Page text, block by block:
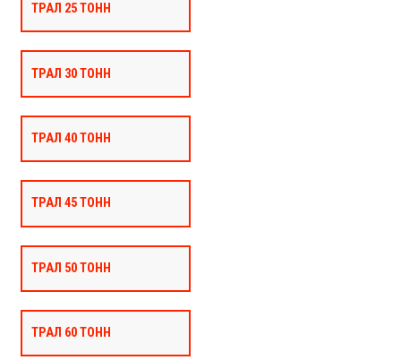
ТРАЛ 25 ТОНН
ТРАЛ 30 ТОНН
ТРАЛ 40 ТОНН
ТРАЛ 45 ТОНН
ТРАЛ 50 ТОНН
ТРАЛ 60 ТОНН